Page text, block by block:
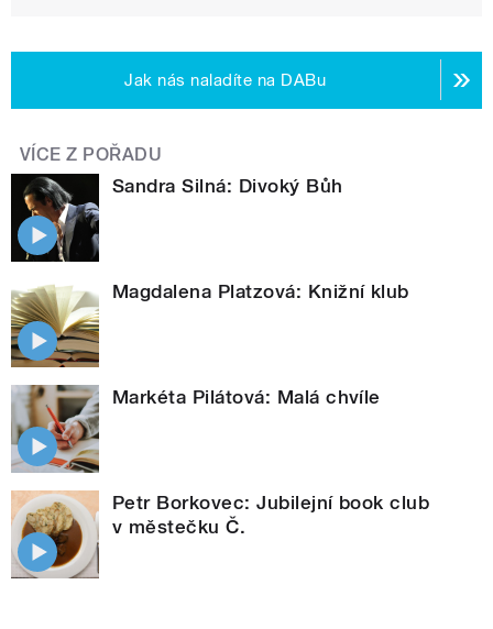
Jak nás naladíte na DABu
VÍCE Z POŘADU
Sandra Silná: Divoký Bůh
Magdalena Platzová: Knižní klub
Markéta Pilátová: Malá chvíle
Petr Borkovec: Jubilejní book club
v městečku Č.